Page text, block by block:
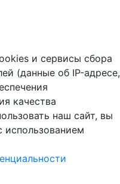
и сервисы сбора
(данные об IP-адресе,
качества
наш сайт, вы
использованием